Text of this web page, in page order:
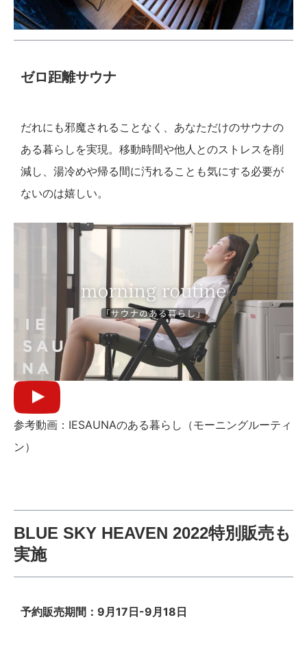
ゼロ距離サウナ
だれにも邪魔されることなく、あなただけのサウナの
ある暮らしを実現。移動時間や他人とのストレスを削
減し、湯冷めや帰る間に汚れることも気にする必要が
ないのは嬉しい。
参考動画：IESAUNAのある暮らし（モーニングルーティ
ン）
BLUE SKY HEAVEN 2022特別販売も
実施
予約販売期間：9月17日-9月18日